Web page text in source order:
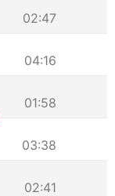
02:47
04:16
01:58
03:38
02:41